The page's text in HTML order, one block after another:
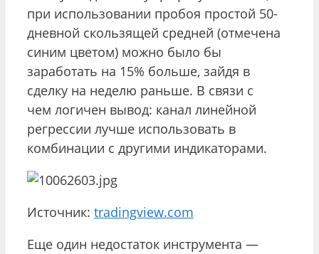
при использовании пробоя простой 50-
дневной скользящей средней (отмечена
синим цветом) можно было бы
заработать на 15% больше, зайдя в
сделку на неделю раньше. В связи с
чем логичен вывод: канал линейной
регрессии лучше использовать в
комбинации с другими индикаторами.
Источник: tradingview.com
Еще один недостаток инструмента —